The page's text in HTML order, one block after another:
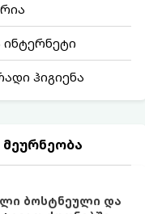
ჰიგიენა
ბოსტნეული და